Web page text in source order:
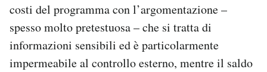
costi del programma con l’argomentazione –
spesso molto pretestuosa – che si tratta di
informazioni sensibili ed è particolarmente
impermeabile al controllo esterno, mentre il saldo